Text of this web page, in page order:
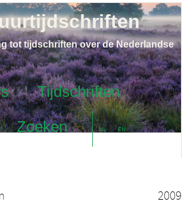
Tijdschriften
Zoeken NL EN
tot tijdschriften over de Nederlandse
2009